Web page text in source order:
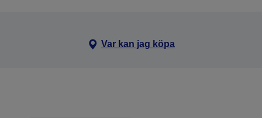
Var kan jag köpa